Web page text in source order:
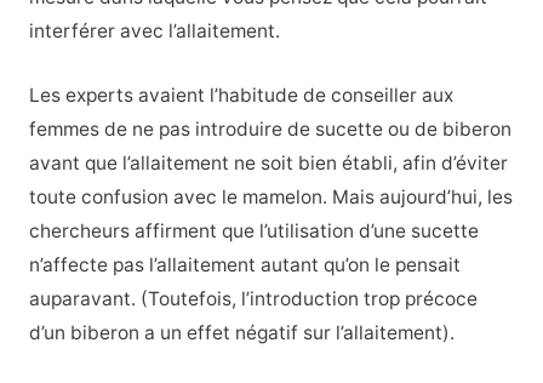
interférer avec l’allaitement.
Les experts avaient l’habitude de conseiller aux
femmes de ne pas introduire de sucette ou de biberon
avant que l’allaitement ne soit bien établi, afin d’éviter
toute confusion avec le mamelon. Mais aujourd’hui, les
chercheurs affirment que l’utilisation d’une sucette
n’affecte pas l’allaitement autant qu’on le pensait
auparavant. (Toutefois, l’introduction trop précoce
d’un biberon a un effet négatif sur l’allaitement).